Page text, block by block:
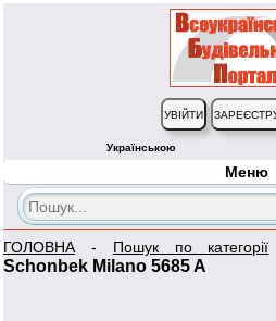
Українською
Меню
ГОЛОВНА - Пошук по категорії
Schonbek Milano 5685 A